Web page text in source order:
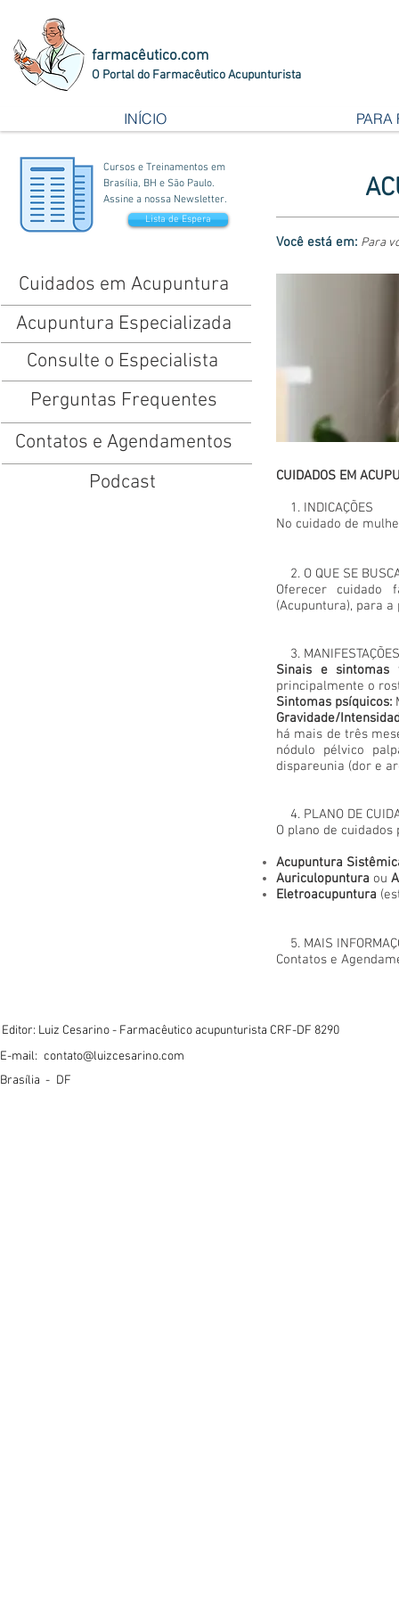
farmacêutico.com
O Portal do Farmacêutico Acupunturista
INÍCIO PARA
Cursos e Treinamentos em
Brasília, BH e São Paulo.
Assine a nossa Newsletter.
Lista de Espera
Cuidados em Acupuntura
Acupuntura Especializada
Consulte o Especialista
Perguntas Frequentes
Contatos e Agendamentos
Podcast
Você está em: Para
CUIDADOS EM
1. INDICAÇÕES
No cuidado de
2. O QUE SE
Oferecer cuidado
(Acupuntura), para
3.
Sinais e sintomas
principalmente o
Sintomas psíquicos:
Gravidade/
há mais de três
nódulo pélvico
dispareunia (dor e
4. PLANO DE
O plano de
Acupuntura
Auriculopuntura ou
Eletroacupuntura
5. MAIS
Contatos e
Editor: Luiz Cesarino - Farmacêutico acupunturista CRF-DF 8290
E-mail: contato@luizcesarino.com
Brasília - DF